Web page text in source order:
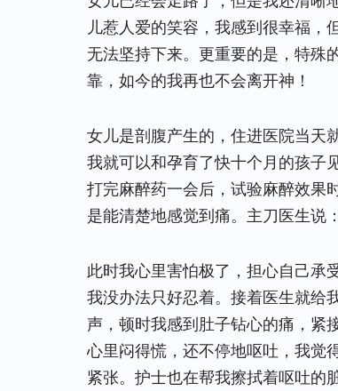
儿惹人爱的笑容，我感到很幸福，
无法坚持下来。更重要的是，特殊
靠，如今的我再也不会离开神！
女儿是剖腹产生的，住进医院当天
我就可以和孕育了快十个月的孩子
打完麻醉药一会后，试验麻醉效果
是能清楚地感觉到痛。主刀医生说
此时我心里害怕极了，担心自己承
我没办法只好忍着。接着医生就给
声，顿时我感到肚子钻心的痛，紧
心里闷得慌，还不停地呕吐，我觉
紧张。护士也在帮我擦拭着呕吐的